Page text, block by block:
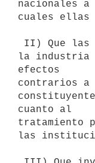
nacionales
cuales ellas
la industria
efectos
contrarios a
cuanto al
tratamiento
las